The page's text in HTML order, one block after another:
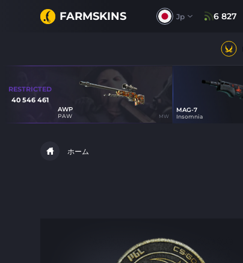
FARMSKINS Jp 6 827
RESTRICTED
40 546 461
AWP
PAW MW
MAG-7
Insomnia
ホーム